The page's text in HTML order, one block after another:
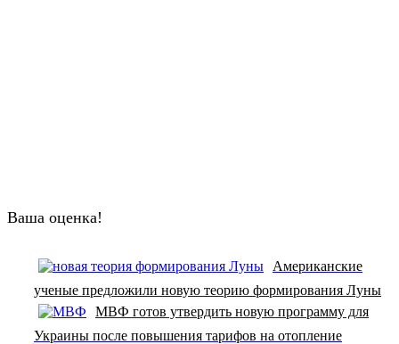
Ваша оценка!
Американские
ученые предложили новую теорию формирования Луны
МВФ готов утвердить новую программу для
Украины после повышения тарифов на отопление